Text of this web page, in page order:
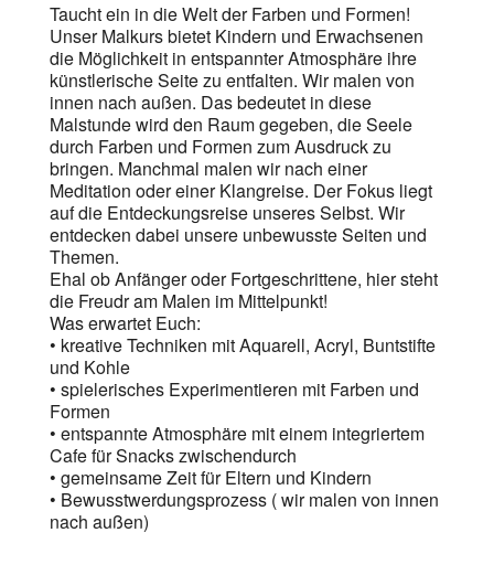
Taucht ein in die Welt der Farben und Formen!
Unser Malkurs bietet Kindern und Erwachsenen
die Möglichkeit in entspannter Atmosphäre ihre
künstlerische Seite zu entfalten. Wir malen von
innen nach außen. Das bedeutet in diese
Malstunde wird den Raum gegeben, die Seele
durch Farben und Formen zum Ausdruck zu
bringen. Manchmal malen wir nach einer
Meditation oder einer Klangreise. Der Fokus liegt
auf die Entdeckungsreise unseres Selbst. Wir
entdecken dabei unsere unbewusste Seiten und
Themen.
Ehal ob Anfänger oder Fortgeschrittene, hier steht
die Freudr am Malen im Mittelpunkt!
Was erwartet Euch:
•⁠ ⁠kreative Techniken mit Aquarell, Acryl, Buntstifte
und Kohle
•⁠ ⁠⁠spielerisches Experimentieren mit Farben und
Formen
•⁠ ⁠⁠entspannte Atmosphäre mit einem integriertem
Cafe für Snacks zwischendurch
•⁠ ⁠⁠gemeinsame Zeit für Eltern und Kindern
•⁠ ⁠⁠Bewusstwerdungsprozess ( wir malen von innen
nach außen)